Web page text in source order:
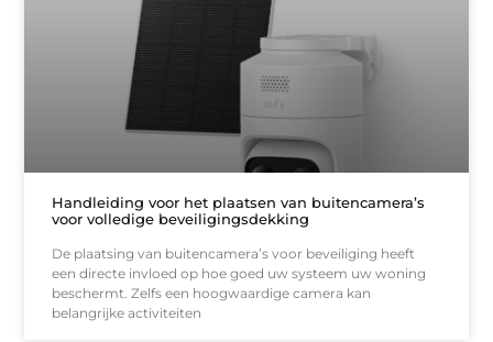
Handleiding voor het plaatsen van buitencamera’s
voor volledige beveiligingsdekking
De plaatsing van buitencamera’s voor beveiliging heeft
een directe invloed op hoe goed uw systeem uw woning
beschermt. Zelfs een hoogwaardige camera kan
belangrijke activiteiten